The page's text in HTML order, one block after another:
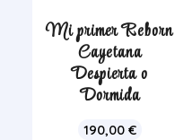
Mi primer Reborn
Cayetana
Despierta o
Dormida
190,00 €